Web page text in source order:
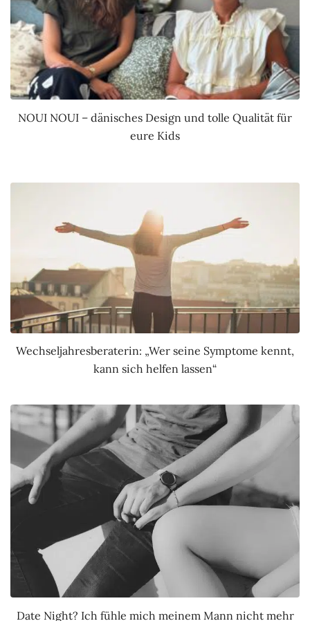
NOUI NOUI – dänisches Design und tolle Qualität für
eure Kids
Wechseljahresberaterin: „Wer seine Symptome kennt,
kann sich helfen lassen“
Date Night? Ich fühle mich meinem Mann nicht mehr